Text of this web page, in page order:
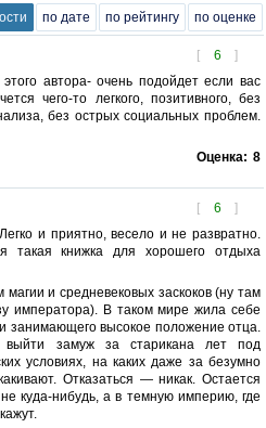
по дате по рейтингу по оценке
[ 6 ]
этого автора- очень подойдет если вас
чего-то легкого, позитивного, без
без острых социальных проблем.
Оценка: 8
[ 6 ]
и приятно, весело и не развратно.
такая книжка для хорошего отдыха
и средневековых заскоков (ну там
императора). В таком мире жила себе
занимающего высокое положение отца.
выйти замуж за старикана лет под
условиях, на каких даже за безумно
Отказаться — никак. Остается
куда-нибудь, а в темную империю, где